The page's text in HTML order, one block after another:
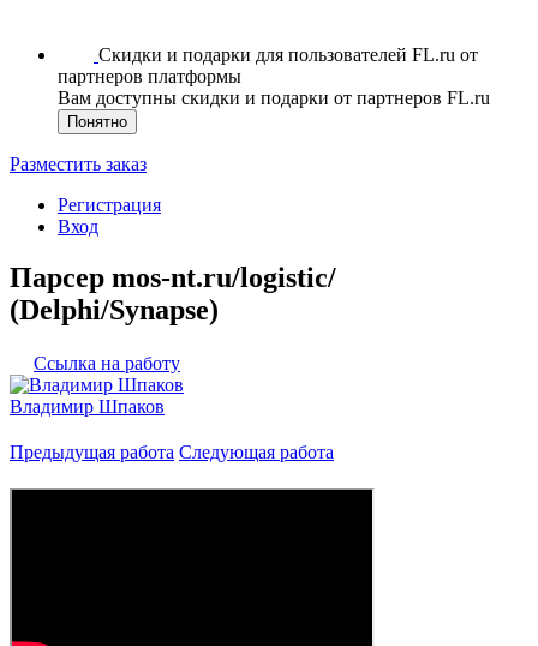
Скидки и подарки для пользователей FL.ru от
партнеров платформы
Вам доступны скидки и подарки от партнеров FL.ru
Понятно
Разместить заказ
Регистрация
Вход
Парсер mos-nt.ru/logistic/
(Delphi/Synapse)
Ссылка на работу
Владимир Шпаков
Предыдущая работа Следующая работа